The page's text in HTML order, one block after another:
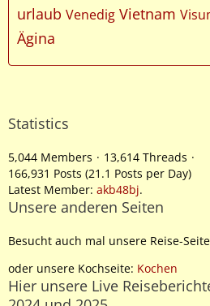
urlaub Venedig Vietnam
Ägina
Statistics
5,044 Members
13,614 Threads
166,931 Posts (21.1 Posts per Day)
Latest Member: akb48bj.
Unsere anderen Seiten
Besucht auch mal unsere Reise-
oder unsere Kochseite: Kochen
Hier unsere Live